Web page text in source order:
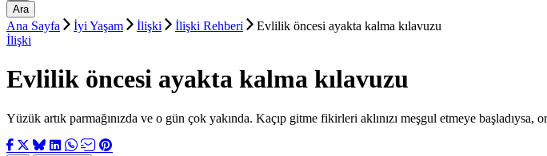
Ara
Ana Sayfa İyi Yaşam İlişki İlişki Rehberi
Evlilik öncesi ayakta kalma kılavuzu
İlişki
Evlilik öncesi ayakta kalma kılavuzu
Yüzük artık parmağınızda ve o gün çok yakında. Kaçıp gitme fikirleri aklınızı meşgul etmeye